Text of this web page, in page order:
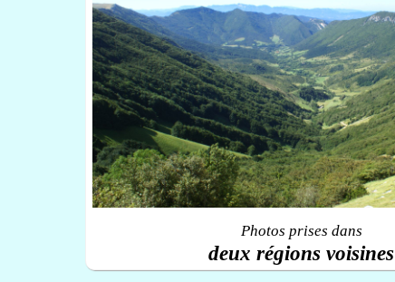
Photos prises dans
deux régions voisines